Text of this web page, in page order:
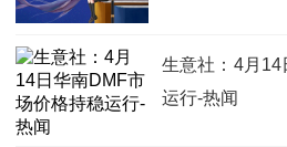
生意社：4月14
运行-热闻